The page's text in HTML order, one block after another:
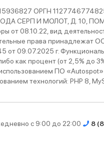
ОРГН
СЕРП И МОЛОТ, Д. 10,
от 08.10.22, вид
права принадлежат
от 09.07.2025 г.
как процент (от 2,5% до
ПО
технологий: PHP 8,
с 9:00 до 22:00 8